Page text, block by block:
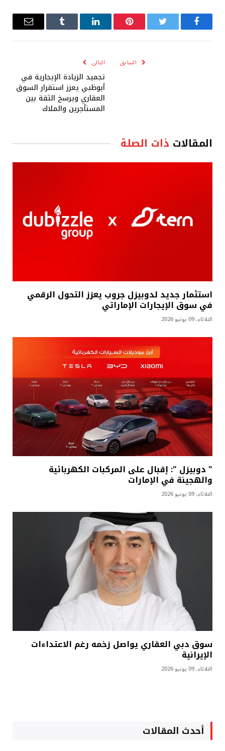
فيسبوك تويتر بينتيريستلينكدإن Tumblr
البريد
السابق التالى
تجميد الزيادة الإيجارية في
أبوظبي يعزز استقرار السوق
العقاري ويرسخ الثقة بين
المستأجرين والملاك
المقالات ذات الصلة
استثمار جديد لدوبيزل جروب يعزز التحول الرقمي
في سوق الإيجارات الإماراتي
الثلاثاء، 09 يونيو 2026
" دوبيزل ": إقبال على المركبات الكهربائية
والهجينة في الإمارات
الثلاثاء، 09 يونيو 2026
سوق دبي العقاري يواصل زخمه رغم الاعتداءات
الإيرانية
الثلاثاء، 09 يونيو 2026
أحدث المقالات